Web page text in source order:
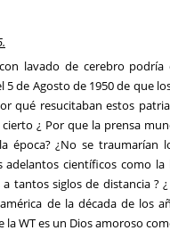
lavado de cerebro
5 de Agosto de 1950 de que
qué resucitaban estos
¿ Por que la prensa
época? ¿No se
científicos como
tantos siglos de distancia
de la década de los
la WT es un Dios amoroso